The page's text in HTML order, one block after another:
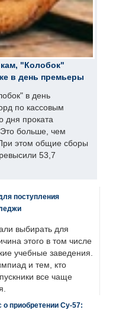
"Колобок"
в день премьеры
в день
по кассовым
дня проката
больше, чем
этом общие сборы
53,7
поступления
выбирать для
этого в том числе
учебные заведения.
и тем, кто
все чаще
приобретении Су-57: